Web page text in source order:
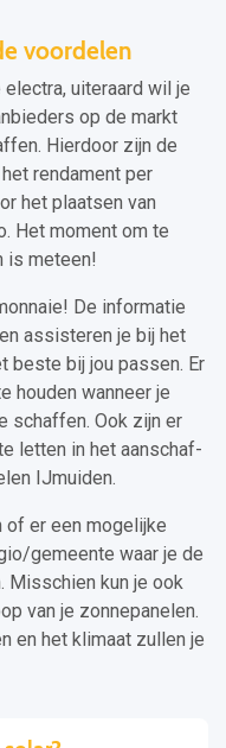
voordelen
uiteraard wil je
op de markt
Hierdoor zijn de
rendament per
het plaatsen van
Het moment om te
is meteen!
De informatie
assisteren je bij het
beste bij jou passen. Er
houden wanneer je
schaffen. Ook zijn er
letten in het aanschaf-
IJmuiden.
er een mogelijke
gemeente waar je de
Misschien kun je ook
van je zonnepanelen.
en het klimaat zullen je